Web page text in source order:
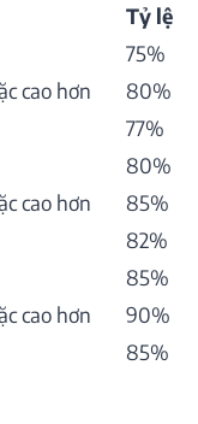
Tỷ lệ
75%
cao hơn
80%
77%
80%
cao hơn
85%
82%
85%
cao hơn
90%
85%